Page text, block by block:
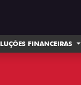
FINANCEIRAS